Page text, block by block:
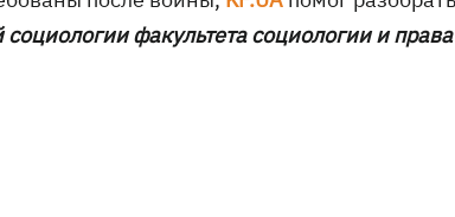
факультета социологии и